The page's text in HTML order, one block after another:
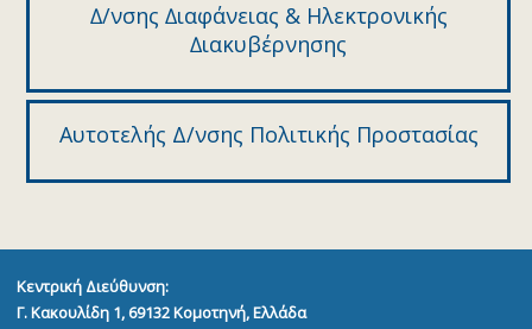
∆/νσης ∆ιαφάνειας & Ηλεκτρονικής
∆ιακυβέρνησης
Αυτοτελής Δ/νσης Πολιτικής Προστασίας
Κεντρική Διεύθυνση:
Γ. Κακουλίδη 1, 69132Κομοτηνή, Ελλάδα